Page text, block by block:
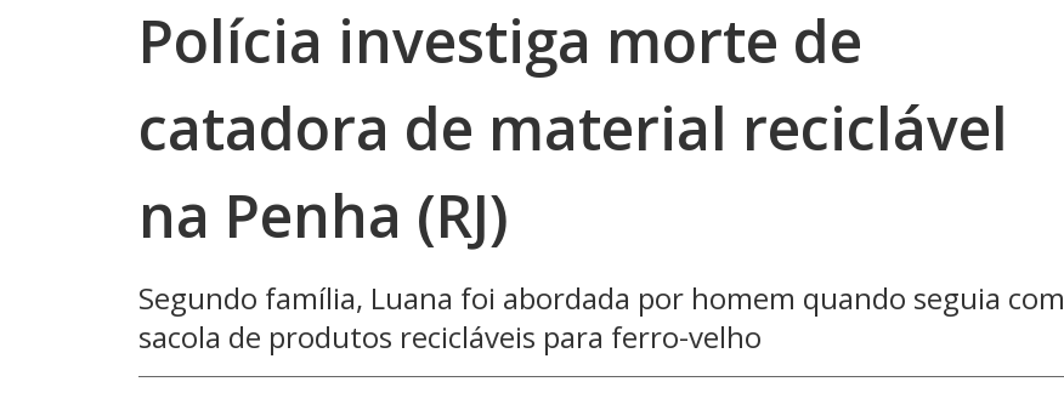
Polícia investiga morte de
catadora de material reciclável
na Penha (RJ)
Segundo família, Luana foi abordada por homem quando seguia com
sacola de produtos recicláveis para ferro-velho